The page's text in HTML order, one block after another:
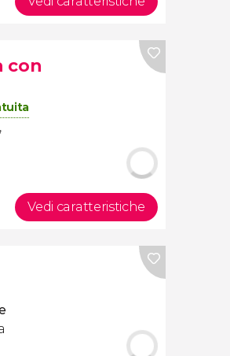
con
,
Vedi caratteristiche